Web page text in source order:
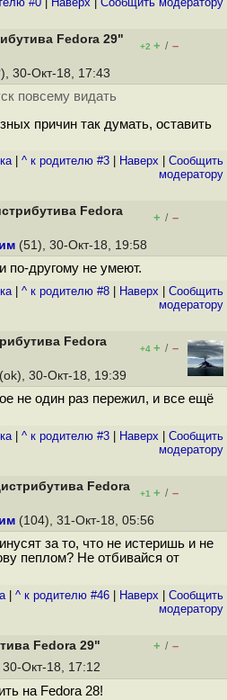
Fedora 29"
+2 + / –
30-Окт-18, 17:43
повсему видать
причин так думать, оставить
| ^ к родителю #3 Наверх
Cообщить
модератору
Fedora
+ / –
(51), 30-Окт-18, 19:58
по-другому не умеют.
| ^ к родителю #8 Наверх
Cообщить
модератору
Fedora
+4 + / –
(ok), 30-Окт-18, 19:39
не один раз пережил, и все ещё
| ^ к родителю #3 Наверх
Cообщить
модератору
Fedora
+1 + / –
(104), 31-Окт-18, 05:56
за то, что не истеришь и не
пеплом? Не отбивайся от
| ^ к родителю #46 Наверх
Cообщить
модератору
Fedora 29" + / –
30-Окт-18, 17:12
на Fedora 28!